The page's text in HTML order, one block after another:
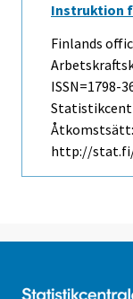
Instruktion
Finlands
ISSN=1798-
Åtkomstsätt:
http://